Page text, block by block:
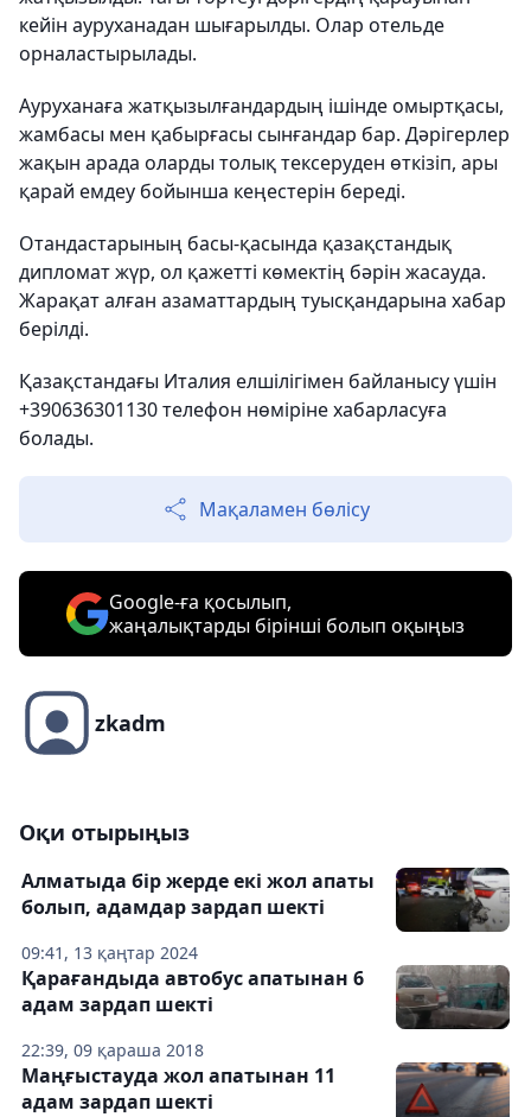
кейін ауруханадан шығарылды. Олар отельде
орналастырылады.
Ауруханаға жатқызылғандардың ішінде омыртқасы,
жамбасы мен қабырғасы сынғандар бар. Дәрігерлер
жақын арада оларды толық тексеруден өткізіп, ары
қарай емдеу бойынша кеңестерін береді.
Отандастарының басы-қасында қазақстандық
дипломат жүр, ол қажетті көмектің бәрін жасауда.
Жарақат алған азаматтардың туысқандарына хабар
берілді.
Қазақстандағы Италия елшілігімен байланысу үшін
+390636301130 телефон нөміріне хабарласуға
болады.
Мақаламен бөлісу
Google-ға қосылып,
жаңалықтарды бірінші болып оқыңыз
zkadm
Оқи отырыңыз
09:41, 13 қаңтар 2024
Алматыда бір жерде екі жол апаты
болып, адамдар зардап шекті
22:39, 09 қараша 2018
Қарағандыда автобус апатынан 6
адам зардап шекті
Маңғыстауда жол апатынан 11
адам зардап шекті